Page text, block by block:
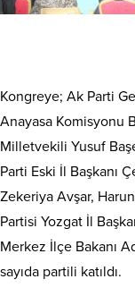
Kongreye; Ak Parti
Anayasa Komisyonu
Milletvekili Yusuf
Parti Eski İl Başkanı
Zekeriya Avşar,
Partisi Yozgat İl
Merkez İlçe Bakanı
sayıda partili katıldı.